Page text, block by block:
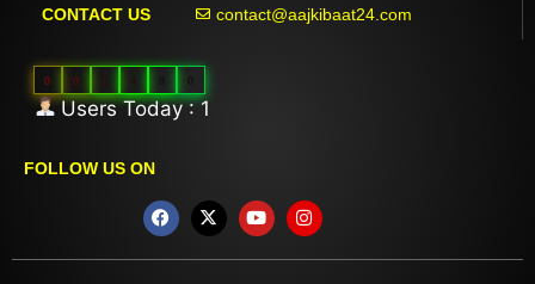
CONTACT US contact@aajkibaat24.com
0 0 1
Users Today : 1
FOLLOW US ON